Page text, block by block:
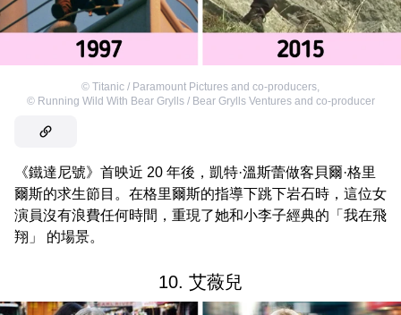
© Titanic / Paramount Pictures and co-producers
© Running Wild With Bear Grylls / Bear Grylls Ventures and co-producer
《鐵達尼號》首映近 20 年後，凱特·溫斯蕾做客貝爾·格里
爾斯的求生節目。在格里爾斯的指導下跳下岩石時，這位女
演員沒有浪費任何時間，重現了她和小李子經典的「我在飛
翔」 的場景。
10. 艾薇兒